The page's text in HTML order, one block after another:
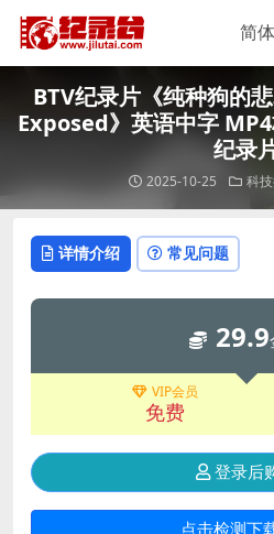
BTV纪录片《纯种狗的
Exposed》英语中字
纪录
2025-10-25 科
详情介绍 常见问题
29.9
VIP会员
免费
登录后
点击检测下